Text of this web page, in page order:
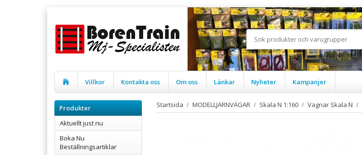
Villkor Kontakta oss Om oss Länkar Nyheter Kampanjer
Produkter
Aktuellt just nu
Boka Nu
Beställningsartiklar
Startsida / MODELLJÄRNVÄGAR / Skala N 1:160 / Vagnar Skala N /